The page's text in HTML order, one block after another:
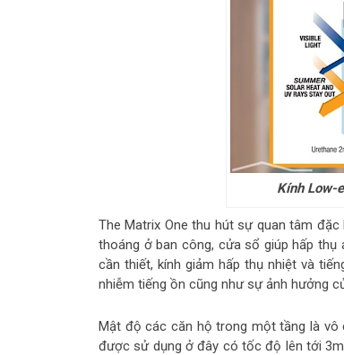
Kính Low-
The Matrix One thu hút sự quan tâm
thoáng ở ban công, cửa sổ giúp hấp
cần thiết, kính giảm hấp thụ nhiệt và
nhiễm tiếng ồn cũng như sự ảnh hưởng
Mật độ các căn hộ trong một tầng là vô
được sử dụng ở đây có tốc độ lên tới